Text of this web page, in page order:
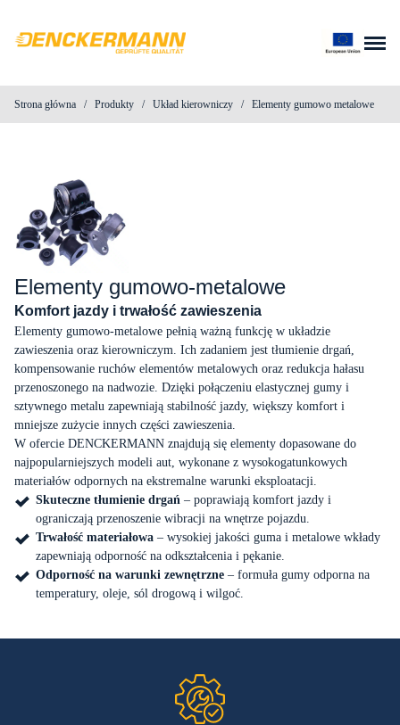
O nas
Blog
Kontakt
Do pobrania
Wyszukiwarka produktów
Strefa dystrybutora
PLEN
Strona główna / Produkty / Układ kierowniczy / Elementy gumowo metalowe
Elementy gumowo-metalowe
Komfort jazdy i trwałość zawieszenia
Elementy gumowo-metalowe pełnią ważną funkcję w układzie
zawieszenia oraz kierowniczym. Ich zadaniem jest tłumienie drgań,
kompensowanie ruchów elementów metalowych oraz redukcja hałasu
przenoszonego na nadwozie. Dzięki połączeniu elastycznej gumy i
sztywnego metalu zapewniają stabilność jazdy, większy komfort i
mniejsze zużycie innych części zawieszenia.
W ofercie DENCKERMANN znajdują się elementy dopasowane do
najpopularniejszych modeli aut, wykonane z wysokogatunkowych
materiałów odpornych na ekstremalne warunki eksploatacji.
Skuteczne tłumienie drgań – poprawiają komfort jazdy i
ograniczają przenoszenie wibracji na wnętrze pojazdu.
Trwałość materiałowa – wysokiej jakości guma i metalowe wkłady
zapewniają odporność na odkształcenia i pękanie.
Odporność na warunki zewnętrzne – formuła gumy odporna na
temperatury, oleje, sól drogową i wilgoć.